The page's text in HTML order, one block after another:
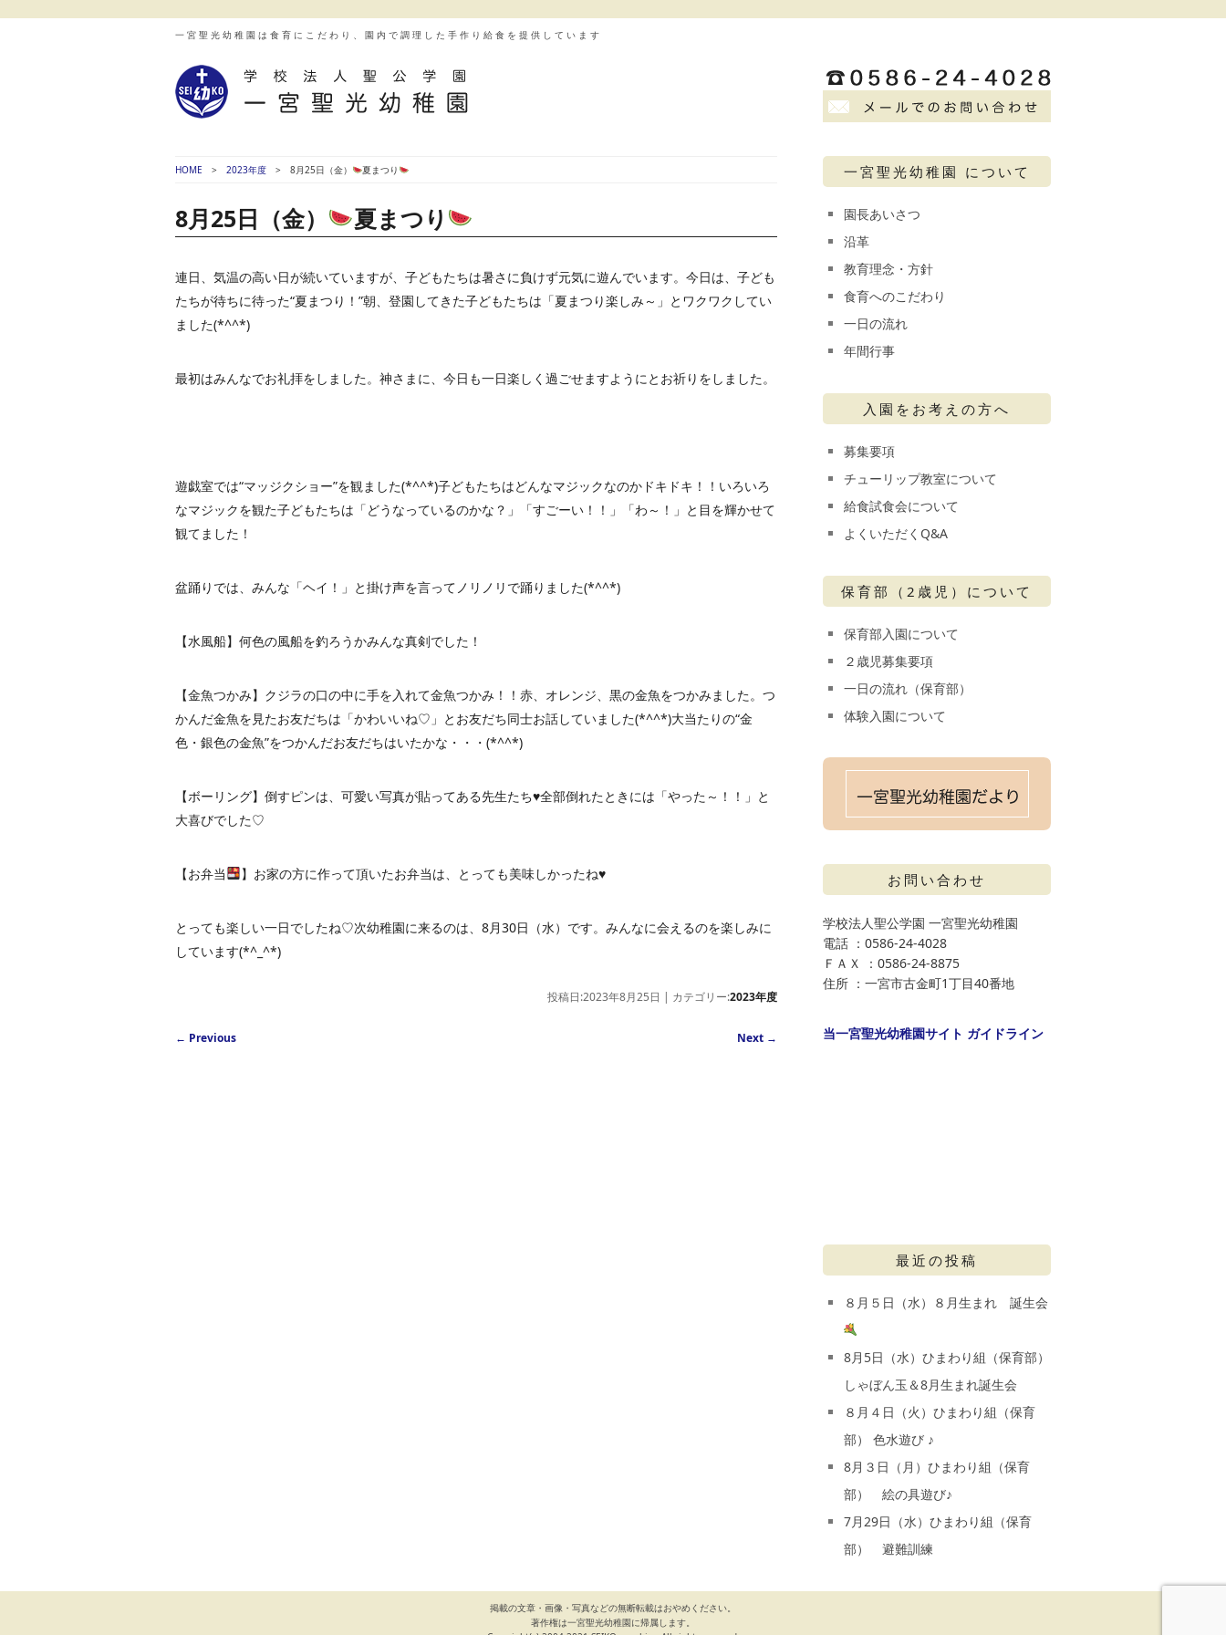
一宮聖光幼稚園は食育にこだわり、園内で調理した手作り給食を提供しています
HOME 2023年度 8月25日（金） 夏まつり
8月25日（金） 夏まつり
連日、気温の高い日が続いていますが、子どもたちは暑さに負けず元気に遊んでいます。今日は、子ども
たちが待ちに待った“夏まつり！”朝、登園してきた子どもたちは「夏まつり楽しみ～」とワクワクしてい
ました(*^^*)
最初はみんなでお礼拝をしました。神さまに、今日も一日楽しく過ごせますようにとお祈りをしました。
遊戯室では“マッジクショー”を観ました(*^^*)子どもたちはどんなマジックなのかドキドキ！！いろいろ
なマジックを観た子どもたちは「どうなっているのかな？」「すごーい！！」「わ～！」と目を輝かせて
観てました！
盆踊りでは、みんな「ヘイ！」と掛け声を言ってノリノリで踊りました(*^^*)
【水風船】何色の風船を釣ろうかみんな真剣でした！
【金魚つかみ】クジラの口の中に手を入れて金魚つかみ！！赤、オレンジ、黒の金魚をつかみました。つ
かんだ金魚を見たお友だちは「かわいいね♡」とお友だち同士お話していました(*^^*)大当たりの“金
色・銀色の金魚”をつかんだお友だちはいたかな・・・(*^^*)
【ボーリング】倒すピンは、可愛い写真が貼ってある先生たち♥全部倒れたときには「やった～！！」と
大喜びでした♡
【お弁当 】お家の方に作って頂いたお弁当は、とっても美味しかったね♥
とっても楽しい一日でしたね♡次幼稚園に来るのは、8月30日（水）です。みんなに会えるのを楽しみに
しています(*^_^*)
投稿日:2023年8月25日 | カテゴリー:2023年度
Post navigation
← Previous Next →
一宮聖光幼稚園 について
園長あいさつ
沿革
教育理念・方針
食育へのこだわり
一日の流れ
年間行事
入園をお考えの方へ
募集要項
チューリップ教室について
給食試食会について
よくいただくQ&A
保育部（2歳児）について
保育部入園について
２歳児募集要項
一日の流れ（保育部）
体験入園について
お問い合わせ
学校法人聖公学園 一宮聖光幼稚園
電話 ：0586-24-4028
ＦＡＸ ：0586-24-8875
住所 ：一宮市古金町1丁目40番地
当一宮聖光幼稚園サイト ガイドライン
最近の投稿
８月５日（水）８月生まれ 誕生会
8月5日（水）ひまわり組（保育部）
しゃぼん玉＆8月生まれ誕生会
８月４日（火）ひまわり組（保育
部） 色水遊び ♪
8月３日（月）ひまわり組（保育
部） 絵の具遊び♪
7月29日（水）ひまわり組（保育
部） 避難訓練
掲載の文章・画像・写真などの無断転載はおやめください。
著作権は一宮聖光幼稚園に帰属します。